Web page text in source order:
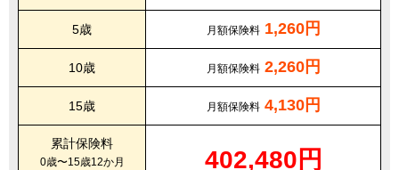
5歳 月額保険料 1,260円
10歳 月額保険料 2,260円
15歳 月額保険料 4,130円
累計保険料
0歳〜15歳12か月 402,480円